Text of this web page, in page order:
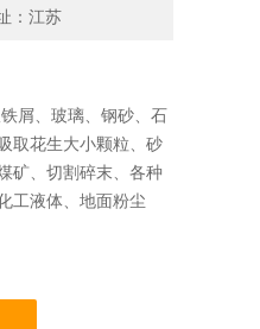
：江苏
屑、玻璃、钢砂、石
取花生大小颗粒、砂
矿、切割碎末、各种
工液体、地面粉尘